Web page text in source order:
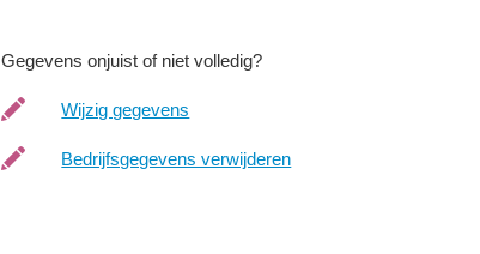
Gegevens onjuist of niet volledig?
Wijzig gegevens
Bedrijfsgegevens verwijderen